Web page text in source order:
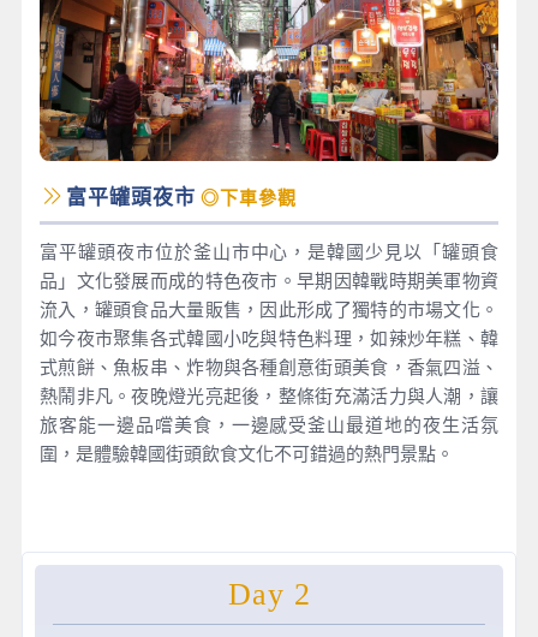
富平罐頭夜市 ◎下車參觀
富平罐頭夜市位於釜山市中心，是韓國少見以「罐頭食
品」文化發展而成的特色夜市。早期因韓戰時期美軍物資
流入，罐頭食品大量販售，因此形成了獨特的市場文化。
如今夜市聚集各式韓國小吃與特色料理，如辣炒年糕、韓
式煎餅、魚板串、炸物與各種創意街頭美食，香氣四溢、
熱鬧非凡。夜晚燈光亮起後，整條街充滿活力與人潮，讓
旅客能一邊品嚐美食，一邊感受釜山最道地的夜生活氛
圍，是體驗韓國街頭飲食文化不可錯過的熱門景點。
Day 2